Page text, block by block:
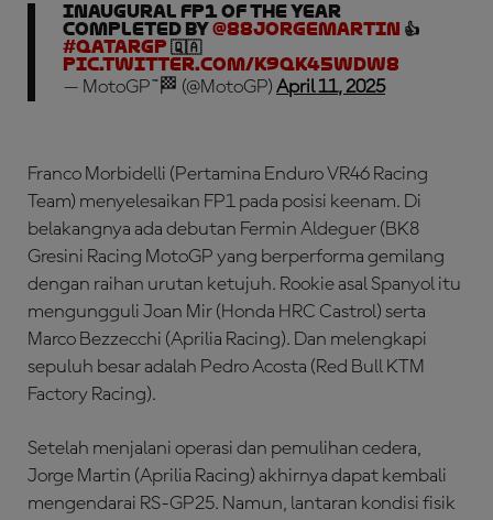
Inaugural FP1 of the year
completed by@88jorgemartin 👍
#QatarGP 🇶🇦
pic.twitter.com/K9QK45wDw8
— MotoGP™🏁 (@MotoGP) April 11, 2025
Franco Morbidelli (Pertamina Enduro VR46 Racing
Team) menyelesaikan FP1 pada posisi keenam. Di
belakangnya ada debutan Fermin Aldeguer (BK8
Gresini Racing MotoGP yang berperforma gemilang
dengan raihan urutan ketujuh. Rookie asal Spanyol itu
mengungguli Joan Mir (Honda HRC Castrol) serta
Marco Bezzecchi (Aprilia Racing). Dan melengkapi
sepuluh besar adalah Pedro Acosta (Red Bull KTM
Factory Racing).
Setelah menjalani operasi dan pemulihan cedera,
Jorge Martin (Aprilia Racing) akhirnya dapat kembali
mengendarai RS-GP25. Namun, lantaran kondisi fisik